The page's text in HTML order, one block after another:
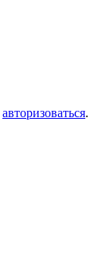
авторизоваться.